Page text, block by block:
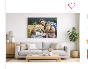
boyalar insan